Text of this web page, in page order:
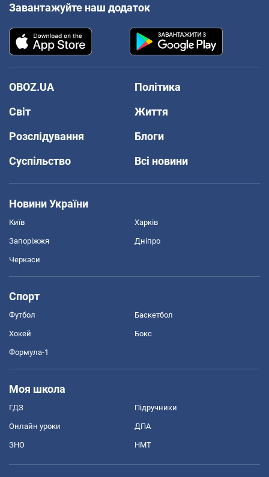
Завантажуйте наш додаток
OBOZ.UA
Політика
Світ
Життя
Розслідування
Блоги
Суспільство
Всі новини
Новини України
Київ Харків
Запоріжжя Дніпро
Черкаси
Спорт
Футбол Баскетбол
Хокей Бокс
Формула-1
Моя школа
ГДЗ Підручники
Онлайн уроки ДПА
ЗНО НМТ